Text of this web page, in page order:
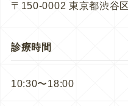
〒150-0002 東京都渋谷
診療時間
10:30〜18:00